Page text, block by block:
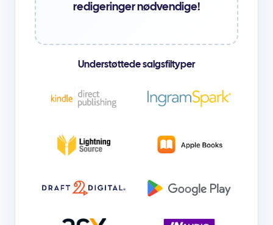
redigeringer nødvendige!
Understøttede salgsfiltyper